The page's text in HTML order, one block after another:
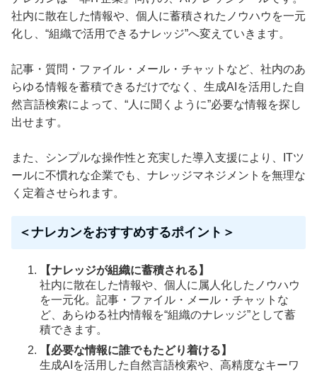
社内に散在した情報や、個人に蓄積されたノウハウを一元
化し、“組織で活用できるナレッジ”へ変えていきます。
記事・質問・ファイル・メール・チャットなど、社内のあ
らゆる情報を蓄積できるだけでなく、生成AIを活用した自
然言語検索によって、“人に聞くように”必要な情報を探し
出せます。
また、シンプルな操作性と充実した導入支援により、ITツ
ールに不慣れな企業でも、ナレッジマネジメントを無理な
く定着させられます。
＜ナレカンをおすすめするポイント＞
【ナレッジが組織に蓄積される】
社内に散在した情報や、個人に属人化したノウハウ
を一元化。記事・ファイル・メール・チャットな
ど、あらゆる社内情報を“組織のナレッジ”として蓄
積できます。
【必要な情報に誰でもたどり着ける】
生成AIを活用した自然言語検索や、高精度なキーワ